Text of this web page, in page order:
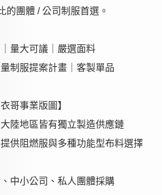
的團體 / 公司制服首選。
量大可議｜嚴選面料
制服提案計畫｜客製單品
衣哥事業版圖】
陸地區皆有獨立製造供應鏈
供阻燃服與多種功能型布料選擇
中小公司、私人團體採購